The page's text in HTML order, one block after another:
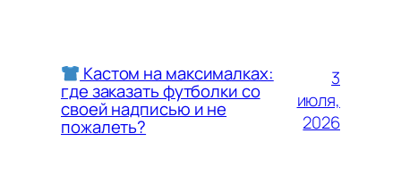
Кастом на максималках:
где заказать футболки со
своей надписью и не
пожалеть?
3
июля,
2026